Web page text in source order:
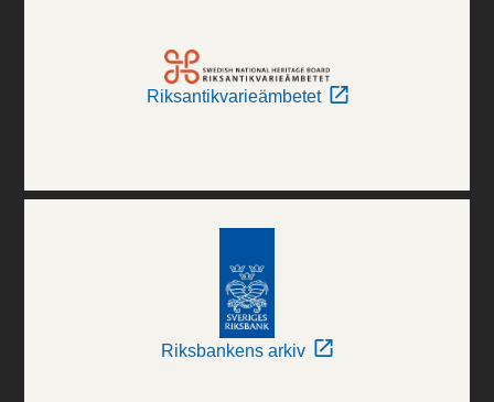
Riksantikvarieämbetet
Riksbankens arkiv